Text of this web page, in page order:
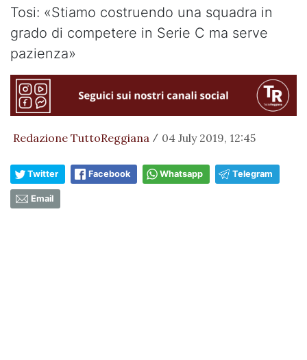
Tosi: «Stiamo costruendo una squadra in
grado di competere in Serie C ma serve
pazienza»
Redazione TuttoReggiana / 04 July 2019, 12:45
Twitter Facebook Whatsapp Telegram
Email